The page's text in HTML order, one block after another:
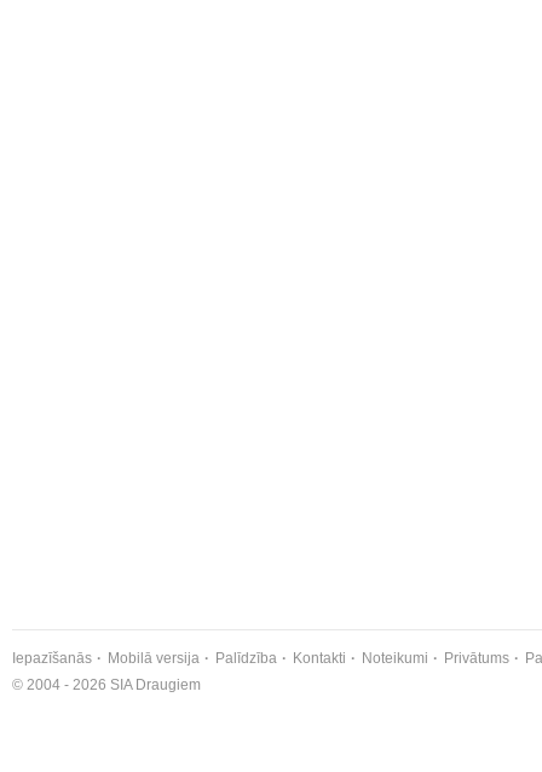
Iepazīšanās Mobilā versija Palīdzība Kontakti Noteikumi Privātums
© 2004 - 2026 SIA Draugiem